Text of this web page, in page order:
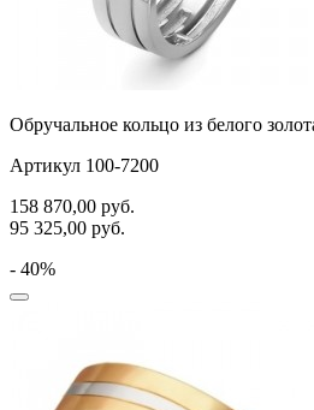
Обручальное кольцо из белого
Артикул 100-7200
158 870,00 руб.
95 325,00 руб.
- 40%